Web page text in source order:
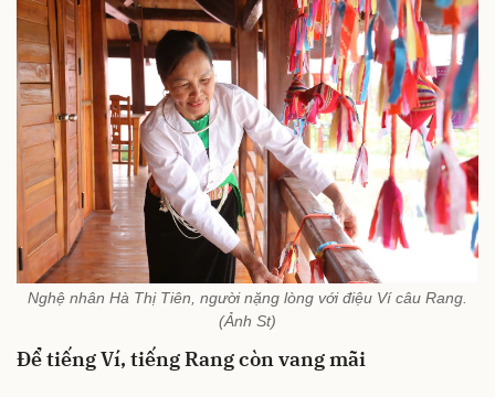
Nghệ nhân Hà Thị Tiên, người nặng lòng với điệu Ví câu Rang.
(Ảnh St)
Để tiếng Ví, tiếng Rang còn vang mãi